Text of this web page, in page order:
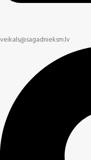
veikals@sagadnieksm.lv